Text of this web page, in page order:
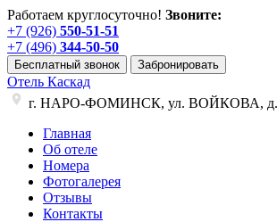
Работаем круглосуточно! Звоните:
+7 (926) 550-51-51
+7 (496) 344-50-50
Бесплатный звонок Забронировать
Отель Каскад
г. НАРО-ФОМИНСК, ул. ВОЙКОВА,
Главная
Об отеле
Номера
Фотогалерея
Отзывы
Контакты